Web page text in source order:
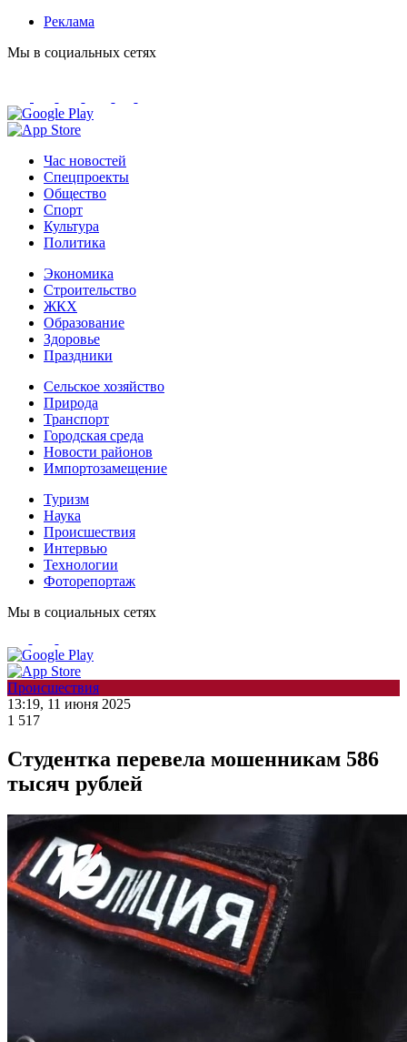
Реклама
Мы в социальных сетях
Час новостей
Спецпроекты
Общество
Спорт
Культура
Политика
Экономика
Строительство
ЖКХ
Образование
Здоровье
Праздники
Сельское хозяйство
Природа
Транспорт
Городская среда
Новости районов
Импортозамещение
Туризм
Наука
Происшествия
Интервью
Технологии
Фоторепортаж
Мы в социальных сетях
Происшествия
13:19, 11 июня 2025
1 517
Студентка перевела мошенникам 586
тысяч рублей